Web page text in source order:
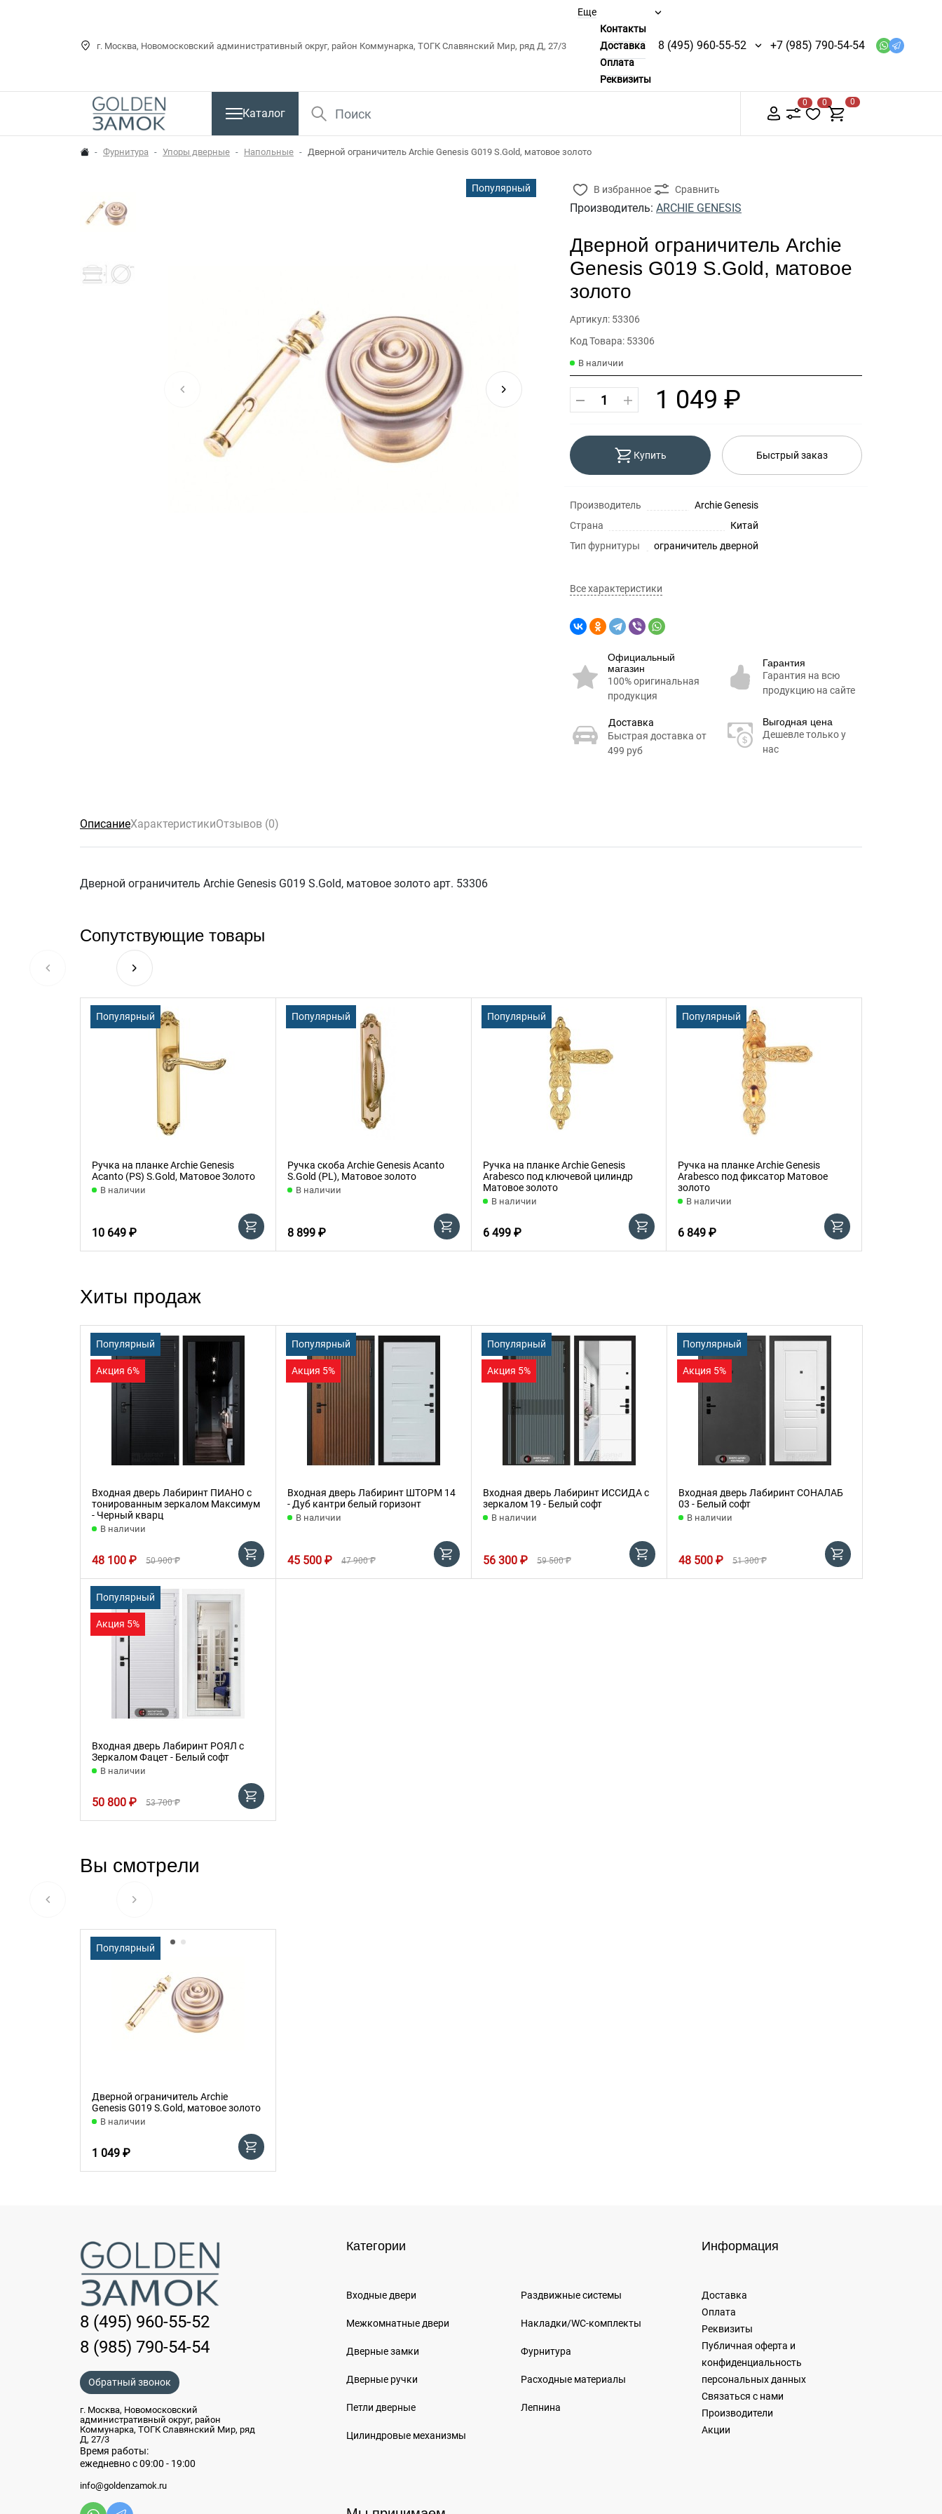
г. Москва, Новомосковский административный округ, район Коммунарка, ТОГК Славянский Мир, ряд Д, 27/3
Еще
Контакты
Доставка
Оплата
Реквизиты
8 (495) 960-55-52 +7 (985) 790-54-54
Каталог
0 0 0
Фурнитура Упоры дверные Напольные Дверной ограничитель Archie Genesis G019 S.Gold, матовое золото
Популярный В избранное Сравнить
Производитель: ARCHIE GENESIS
Дверной ограничитель Archie
Genesis G019 S.Gold, матовое
золото
Артикул: 53306
Код Товара: 53306
В наличии
1 049 ₽
Купить Быстрый заказ
Производитель
Archie Genesis
Страна
Китай
Тип фурнитуры
ограничитель дверной
Все характеристики
Официальный
магазин
100% оригинальная
продукция
Гарантия
Гарантия на всю
продукцию на сайте
Доставка
Быстрая доставка от
499 руб
Выгодная цена
Дешевле только у
нас
ОписаниеХарактеристикиОтзывов (0)
Дверной ограничитель Archie Genesis G019 S.Gold, матовое золото арт. 53306
Сопутствующие товары
Популярный
Ручка на планке Archie Genesis
Acanto (PS) S.Gold, Матовое Золото
В наличии
10 649 ₽
Популярный
Ручка скоба Archie Genesis Acanto
S.Gold (PL), Матовое золото
В наличии
8 899 ₽
Популярный
Ручка на планке Archie Genesis
Arabesco под ключевой цилиндр
Матовое золото
В наличии
6 499 ₽
Популярный
Ручка на планке Archie Genesis
Arabesco под фиксатор Матовое
золото
В наличии
6 849 ₽
Хиты продаж
Популярный
Акция 6%
Входная дверь Лабиринт ПИАНО с
тонированным зеркалом Максимум
- Черный кварц
В наличии
48 100 ₽ 50 900 ₽
Популярный
Акция 5%
Входная дверь Лабиринт ШТОРМ 14
- Дуб кантри белый горизонт
В наличии
45 500 ₽ 47 900 ₽
Популярный
Акция 5%
Входная дверь Лабиринт ИССИДА с
зеркалом 19 - Белый софт
В наличии
56 300 ₽ 59 500 ₽
Популярный
Акция 5%
Входная дверь Лабиринт СОНАЛАБ
03 - Белый софт
В наличии
48 500 ₽ 51 300 ₽
Популярный
Акция 5%
Входная дверь Лабиринт РОЯЛ с
Зеркалом Фацет - Белый софт
В наличии
50 800 ₽ 53 700 ₽
Вы смотрели
Популярный
Дверной ограничитель Archie
Genesis G019 S.Gold, матовое золото
В наличии
1 049 ₽
8 (495) 960-55-52
8 (985) 790-54-54
Обратный звонок
г. Москва, Новомосковский
административный округ, район
Коммунарка, ТОГК Славянский Мир, ряд
Д, 27/3
Время работы:
ежедневно с 09:00 - 19:00
info@goldenzamok.ru
Категории
Входные двери
Межкомнатные двери
Дверные замки
Дверные ручки
Петли дверные
Цилиндровые механизмы
Раздвижные системы
Накладки/WC-комплекты
Фурнитура
Расходные материалы
Лепнина
Информация
Доставка
Оплата
Реквизиты
Публичная оферта и
конфиденциальность
персональных данных
Связаться с нами
Производители
Акции